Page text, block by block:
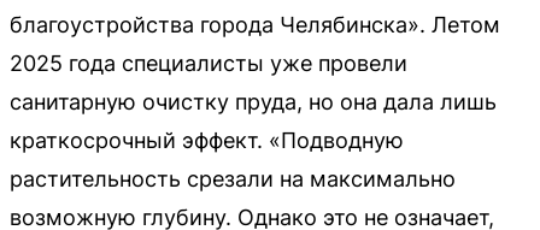
благоустройства города Челябинска». Летом
2025 года специалисты уже провели
санитарную очистку пруда, но она дала лишь
краткосрочный эффект. «Подводную
растительность срезали на максимально
возможную глубину. Однако это не означает,